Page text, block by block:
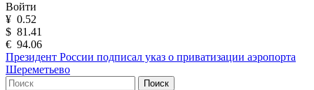
Войти
¥ 0.52
$ 81.41
€ 94.06
Президент России подписал указ о приватизации аэропорта
Шереметьево
Поиск